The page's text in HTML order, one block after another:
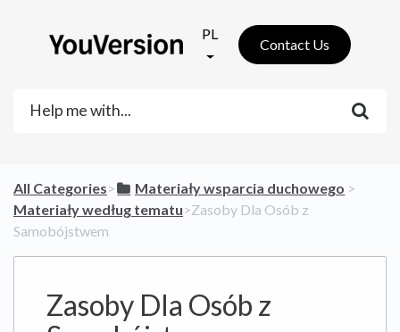
PL
Contact Us
All Categories​>​ ​Materiały wsparcia duchowego ​ > ​
Materiały według tematu​>​ Zasoby Dla Osób z
Samobójstwem
Zasoby Dla Osób z